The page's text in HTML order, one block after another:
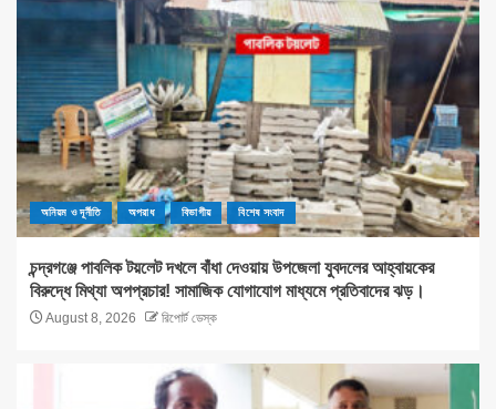
অনিয়ম ও দূর্নীতি অপরাধ বিভাগীয় বিশেষ সংবাদ
চন্দ্রগঞ্জে পাবলিক টয়লেট দখলে বাঁধা দেওয়ায় উপজেলা যুবদলের আহ্বায়কের
বিরুদ্ধে মিথ্যা অপপ্রচার! সামাজিক যোগাযোগ মাধ্যমে প্রতিবাদের ঝড়।
August 8, 2026 রিপোর্ট ডেস্ক